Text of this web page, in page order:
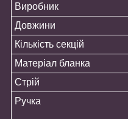
Виробник
Довжини
Кількість секцій
Матеріал бланка
Стрій
Ручка